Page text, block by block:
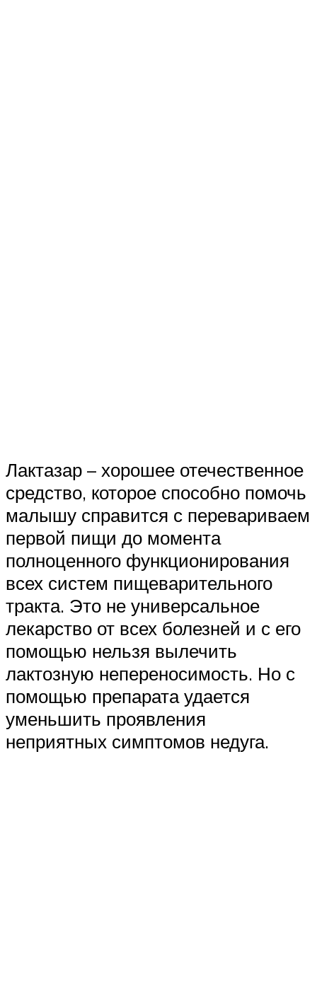
Лактазар – хорошее отечественное
средство, которое способно помочь
малышу справится с перевариваем
первой пищи до момента
полноценного функционирования
всех систем пищеварительного
тракта. Это не универсальное
лекарство от всех болезней и с его
помощью нельзя вылечить
лактозную непереносимость. Но с
помощью препарата удается
уменьшить проявления
неприятных симптомов недуга.